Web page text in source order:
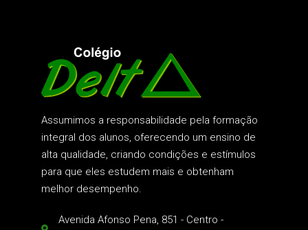
Assumimos a responsabilidade pela formação
integral dos alunos, oferecendo um ensino de
alta qualidade, criando condições e estímulos
para que eles estudem mais e obtenham
melhor desempenho.
Avenida Afonso Pena, 851 - Centro -